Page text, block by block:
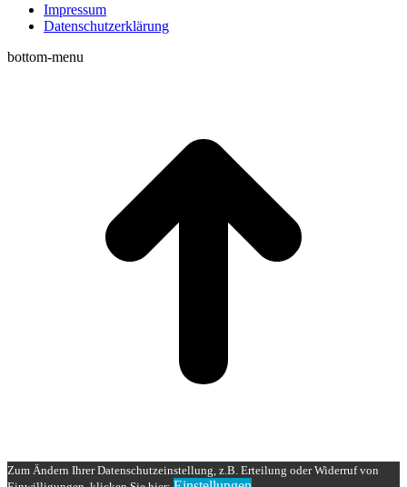
Impressum
Datenschutzerklärung
bottom-menu
Zum Ändern Ihrer Datenschutzeinstellung, z.B. Erteilung oder Widerruf von